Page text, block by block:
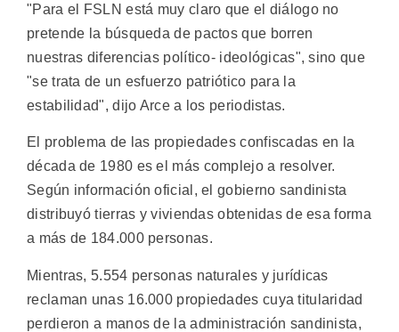
"Para el FSLN está muy claro que el diálogo no
pretende la búsqueda de pactos que borren
nuestras diferencias político- ideológicas", sino que
"se trata de un esfuerzo patriótico para la
estabilidad", dijo Arce a los periodistas.
El problema de las propiedades confiscadas en la
década de 1980 es el más complejo a resolver.
Según información oficial, el gobierno sandinista
distribuyó tierras y viviendas obtenidas de esa forma
a más de 184.000 personas.
Mientras, 5.554 personas naturales y jurídicas
reclaman unas 16.000 propiedades cuya titularidad
perdieron a manos de la administración sandinista,